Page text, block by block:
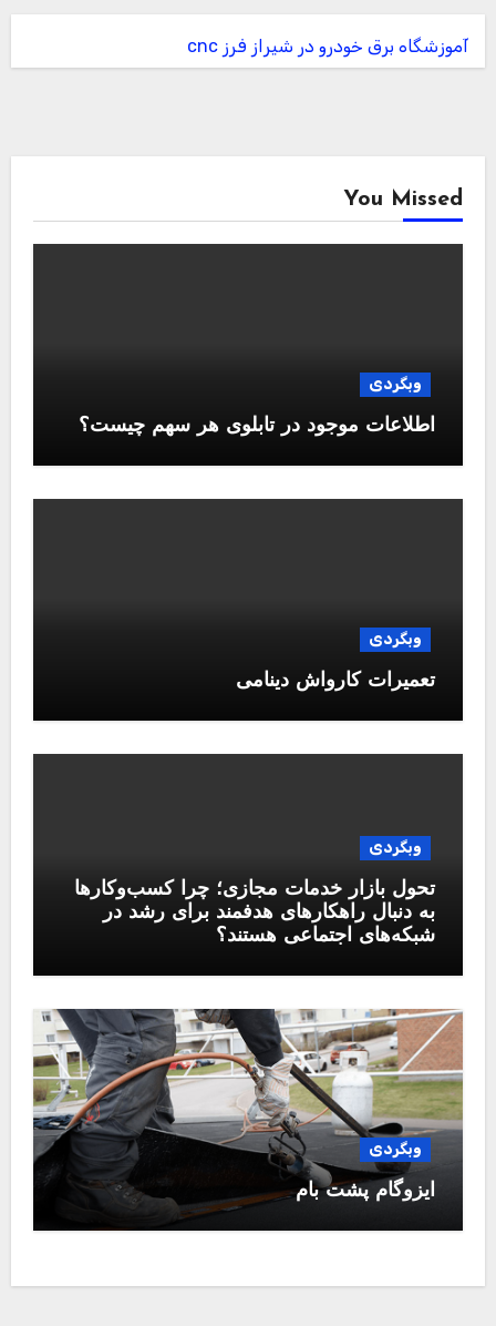
آموزشگاه برق خودرو در شیراز فرز cnc
You Missed
وبگردی
اطلاعات موجود در تابلوی هر سهم چیست؟
وبگردی
تعمیرات کارواش دینامی
وبگردی
تحول بازار خدمات مجازی؛ چرا کسب‌وکارها
به دنبال راهکارهای هدفمند برای رشد در
شبکه‌های اجتماعی هستند؟
وبگردی
ایزوگام پشت بام